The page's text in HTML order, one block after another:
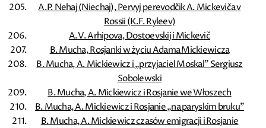
A.P. Nehaj (Niechaj), Pervyj perevodčik A. Mickeviča v
Rossii (K.F. Ryleev)
A.V. Arhipova, Dostoevskij i Mickevič
B. Mucha, Rosjanki w życiu Adama Mickiewicza
B. Mucha, A. Mickiewicz i „przyjaciel Moskal” Sergiusz
Sobolewski
B. Mucha, A. Mickiewicz i Rosjanie we Włoszech
B. Mucha, A. Mickiewicz i Rosjanie „na paryskim bruku”
B. Mucha, A. Mickiewicz czasów emigracji i Rosjanie